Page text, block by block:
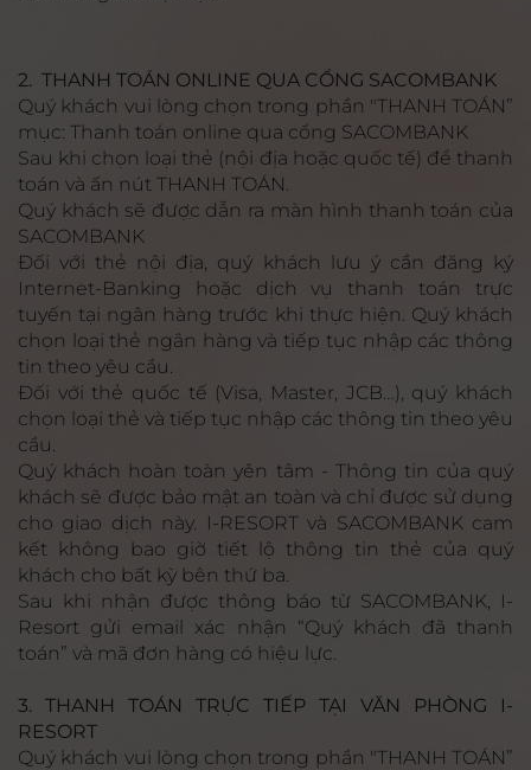
2. THANH TOÁN ONLINE QUA CỔNG SACOMBANK
Quý khách vui lòng chọn trong phần "THANH TOÁN”
mục: Thanh toán online qua cổng SACOMBANK
Sau khi chọn loại thẻ (nội địa hoặc quốc tế) để thanh
toán và ấn nút THANH TOÁN.
Quý khách sẽ được dẫn ra màn hình thanh toán của
SACOMBANK
Đối với thẻ nội địa, quý khách lưu ý cần đăng ký
Internet-Banking hoặc dịch vụ thanh toán trực
tuyến tại ngân hàng trước khi thực hiện. Quý khách
chọn loại thẻ ngân hàng và tiếp tục nhập các thông
tin theo yêu cầu.
Đối với thẻ quốc tế (Visa, Master, JCB…), quý khách
chọn loại thẻ và tiếp tục nhập các thông tin theo yêu
cầu.
Quý khách hoàn toàn yên tâm - Thông tin của quý
khách sẽ được bảo mật an toàn và chỉ được sử dụng
cho giao dịch này. I-RESORT và SACOMBANK cam
kết không bao giờ tiết lộ thông tin thẻ của quý
khách cho bất kỳ bên thứ ba.
Sau khi nhận được thông báo từ SACOMBANK, I-
Resort gửi email xác nhận “Quý khách đã thanh
toán” và mã đơn hàng có hiệu lực.
3. THANH TOÁN TRỰC TIẾP TẠI VĂN PHÒNG I-
RESORT
Quý khách vui lòng chọn trong phần "THANH TOÁN”